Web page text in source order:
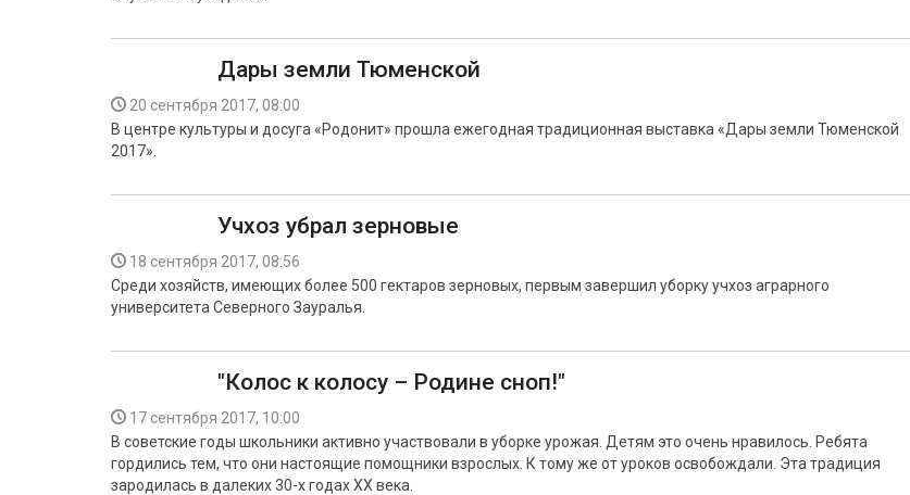
Дары земли Тюменской
20 сентября 2017, 08:00
В центре культуры и досуга «Родонит» прошла ежегодная традиционная выставка «Дары земли Тюменской
2017».
Учхоз убрал зерновые
18 сентября 2017, 08:56
Среди хозяйств, имеющих более 500 гектаров зерновых, первым завершил уборку учхоз аграрного
университета Северного Зауралья.
"Колос к колосу – Родине сноп!"
17 сентября 2017, 10:00
В советские годы школьники активно участвовали в уборке урожая. Детям это очень нравилось. Ребята
гордились тем, что они настоящие помощники взрослых. К тому же от уроков освобождали. Эта традиция
зародилась в далеких 30-х годах XX века.